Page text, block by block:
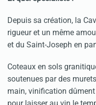
Depuis sa création, la
rigueur et un même
et du Saint-Joseph en
Coteaux en sols
soutenues par des
main, vinification